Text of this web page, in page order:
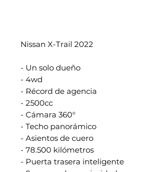
Nissan X-Trail 2022
- Un solo dueño
- 4wd
- Récord de agencia
- 2500cc
- Cámara 360°
- Techo panorámico
- Asientos de cuero
- 78.500 kilómetros
- Puerta trasera inteligente